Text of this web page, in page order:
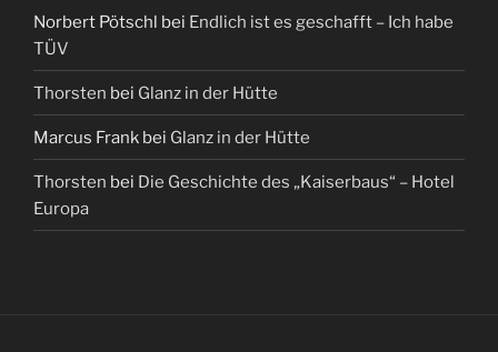
Norbert Pötschl bei Endlich ist es geschafft – Ich habe
TÜV
Thorsten bei Glanz in der Hütte
Marcus Frank bei Glanz in der Hütte
Thorsten bei Die Geschichte des „Kaiserbaus“ – Hotel
Europa